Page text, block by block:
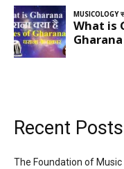
Recent Posts
The Foundation of Music